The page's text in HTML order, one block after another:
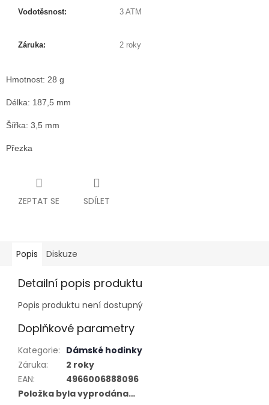
Vodotěsnost: 3 ATM
Záruka: 2 roky
Hmotnost: 28 g
Délka: 187,5 mm
Šířka: 3,5 mm
Přezka
ZEPTAT SE SDÍLET
Popis Diskuze
Detailní popis produktu
Popis produktu není dostupný
Doplňkové parametry
Kategorie: Dámské hodinky
Záruka:
2 roky
EAN:
4966006888096
Položka byla vyprodána…